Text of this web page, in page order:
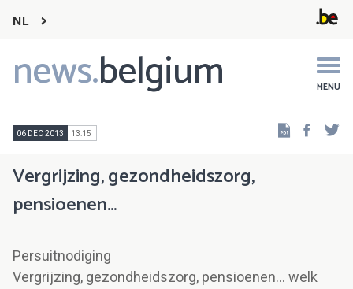
NL
news.belgium MENU
Main
navigation
06 DEC 2013 13:15
Vergrijzing, gezondheidszorg,
pensioenen…
Persuitnodiging
Vergrijzing, gezondheidszorg, pensioenen… welk